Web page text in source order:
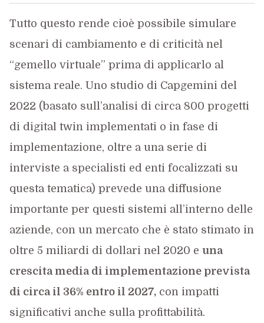
Tutto questo rende cioè possibile simulare
scenari di cambiamento e di criticità nel
“gemello virtuale” prima di applicarlo al
sistema reale. Uno studio di Capgemini del
2022 (basato sull’analisi di circa 800 progetti
di digital twin implementati o in fase di
implementazione, oltre a una serie di
interviste a specialisti ed enti focalizzati su
questa tematica) prevede una diffusione
importante per questi sistemi all’interno delle
aziende, con un mercato che è stato stimato in
oltre 5 miliardi di dollari nel 2020 e una
crescita media di implementazione prevista
di circa il 36% entro il 2027,con impatti
significativi anche sulla profittabilità.